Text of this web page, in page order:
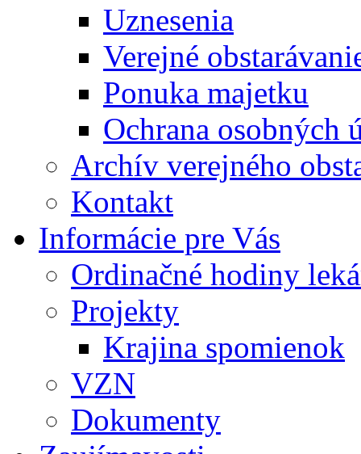
Uznesenia
Verejné
Ponuka majetku
Ochrana osobných
Archív verejného
Kontakt
Informácie pre Vás
Ordinačné hodiny
Projekty
Krajina spomienok
VZN
Dokumenty